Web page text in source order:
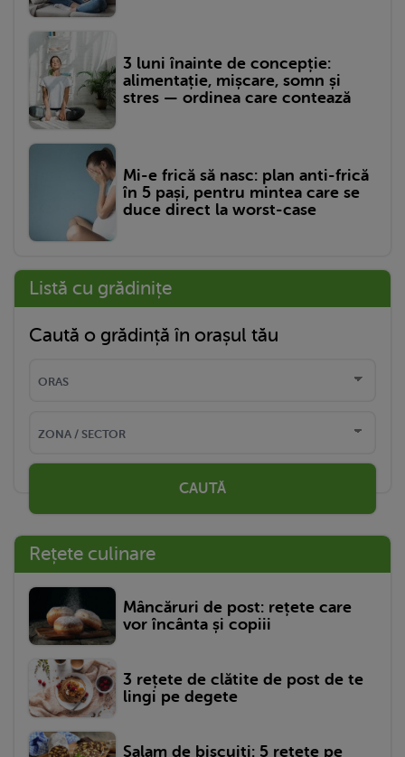
3 luni înainte de concepție:
alimentație, mișcare, somn și
stres — ordinea care contează
Mi-e frică să nasc: plan anti-frică
în 5 pași, pentru mintea care se
duce direct la worst-case
Listă cu grădinițe
Caută o grădință în orașul tău
CAUTĂ
Rețete culinare
Mâncăruri de post: rețete care
vor încânta și copiii
3 rețete de clătite de post de te
lingi pe degete
Salam de biscuiți: 5 rețete pe